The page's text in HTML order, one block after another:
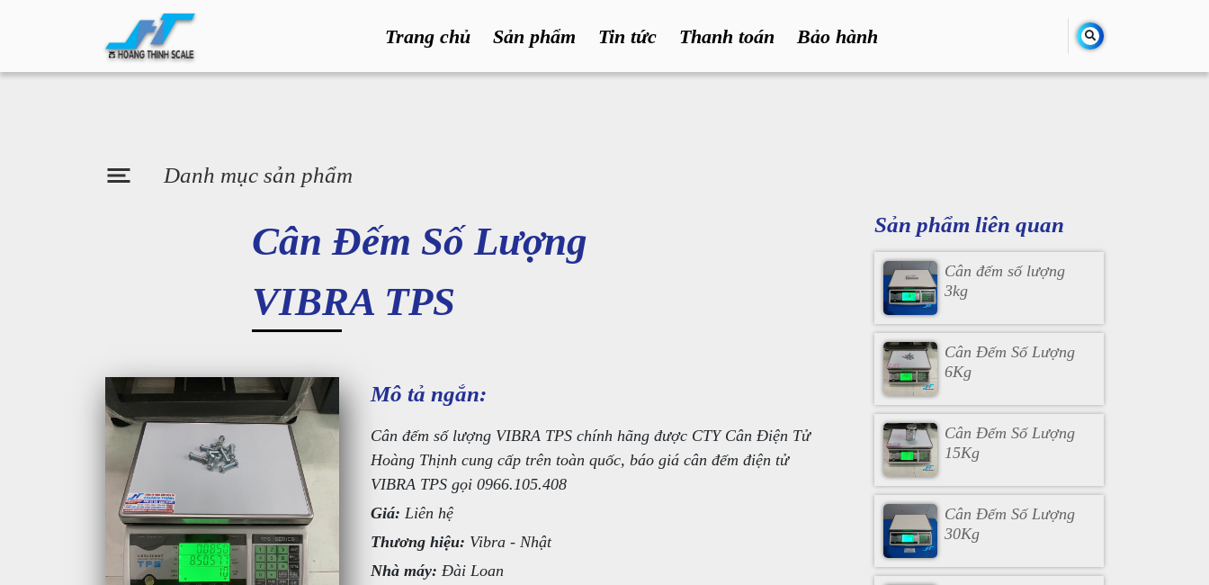
Trang chủ Sản phẩm Tin tức Thanh toán Bảo hành
Danh mục sản phẩm
Cân Đếm Số Lượng
VIBRA TPS
Mô tả ngắn:
Cân đếm số lượng VIBRA TPS chính hãng được CTY Cân Điện Tử
Hoàng Thịnh cung cấp trên toàn quốc, báo giá cân đếm điện tử
VIBRA TPS gọi 0966.105.408
Giá: Liên hệ
Thương hiệu: Vibra - Nhật
Nhà máy: Đài Loan
Sản phẩm liên quan
Cân đếm số lượng
3kg
Cân Đếm Số Lượng
6Kg
Cân Đếm Số Lượng
15Kg
Cân Đếm Số Lượng
30Kg